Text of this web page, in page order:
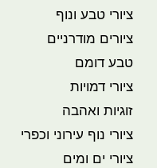
ציורי טבע ונוף
ציורים מודרניים
טבע דומם
ציורי דמויות
זוגיות ואהבה
ציורי נוף עירוני וכפרי
ציורי ים ומים